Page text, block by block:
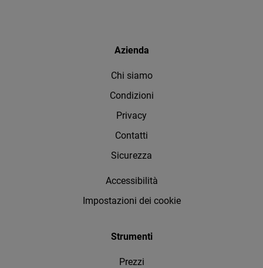
Azienda
Chi siamo
Condizioni
Privacy
Contatti
Sicurezza
Accessibilità
Impostazioni dei cookie
Strumenti
Prezzi